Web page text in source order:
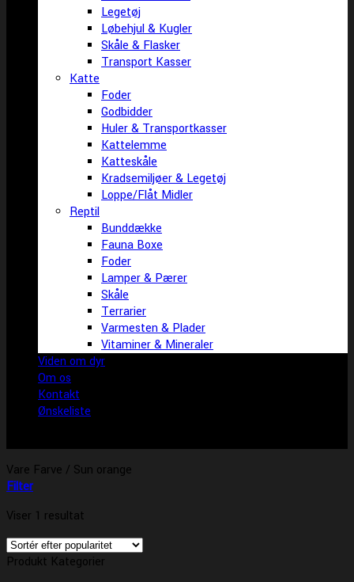
Legetøj
Løbehjul & Kugler
Skåle & Flasker
Transport Kasser
Katte
Foder
Godbidder
Huler & Transportkasser
Kattelemme
Katteskåle
Kradsemiljøer & Legetøj
Loppe/Flåt Midler
Reptil
Bunddække
Fauna Boxe
Foder
Lamper & Pærer
Skåle
Terrarier
Varmesten & Plader
Vitaminer & Mineraler
Viden om dyr
Om os
Kontakt
Ønskeliste
Vare Farve / Sun orange
Filter
Viser 1 resultat
Produkt Kategorier